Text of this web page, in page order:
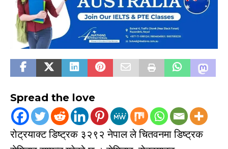
Spread the love
रोट्रयाक्ट डिष्ट्रक ३२९२ नेपाल ले चितवनमा डिष्ट्रक